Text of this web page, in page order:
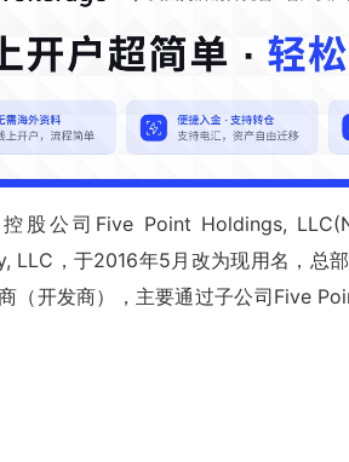
股公司Five Point Holdings,
LLC，于2016年5月改为现用名，总
（开发商），主要通过子公司Five